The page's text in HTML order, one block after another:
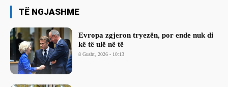
TË NGJASHME
Evropa zgjeron tryezën, por ende nuk di
kë të ulë në të
8 Gusht, 2026 - 10:13